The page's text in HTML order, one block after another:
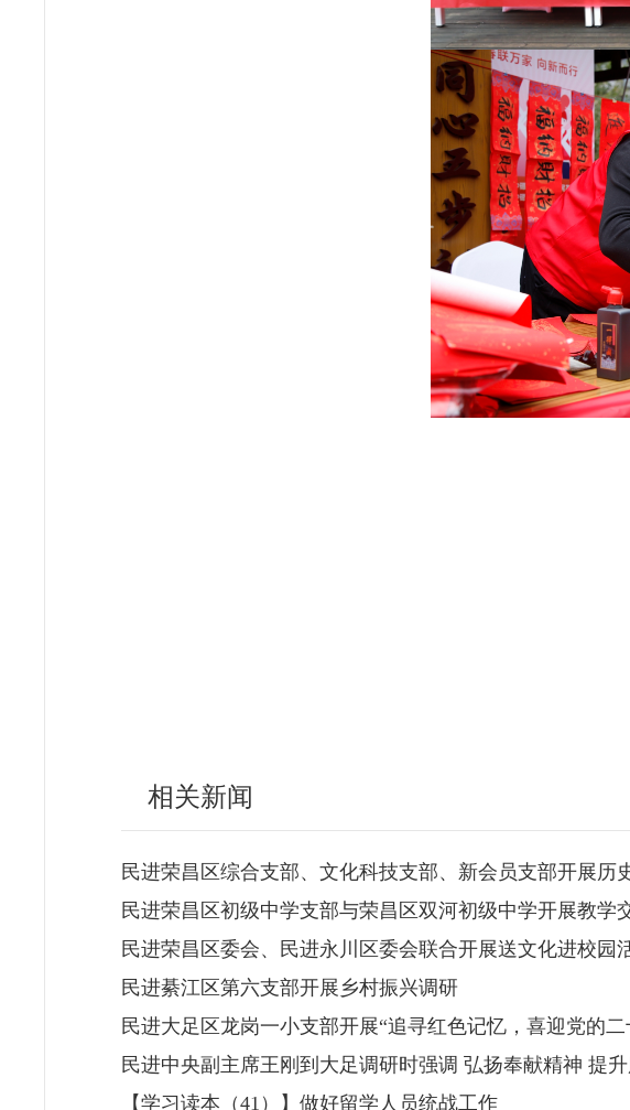
相关新闻
民进荣昌区综合支部、文化科技支部、新会员支部开展历
民进荣昌区初级中学支部与荣昌区双河初级中学开展教学
民进荣昌区委会、民进永川区委会联合开展送文化进校园
民进綦江区第六支部开展乡村振兴调研
民进大足区龙岗一小支部开展“追寻红色记忆，喜迎党的
民进中央副主席王刚到大足调研时强调 弘扬奉献精神 提
​【学习读本（41）】做好留学人员统战工作